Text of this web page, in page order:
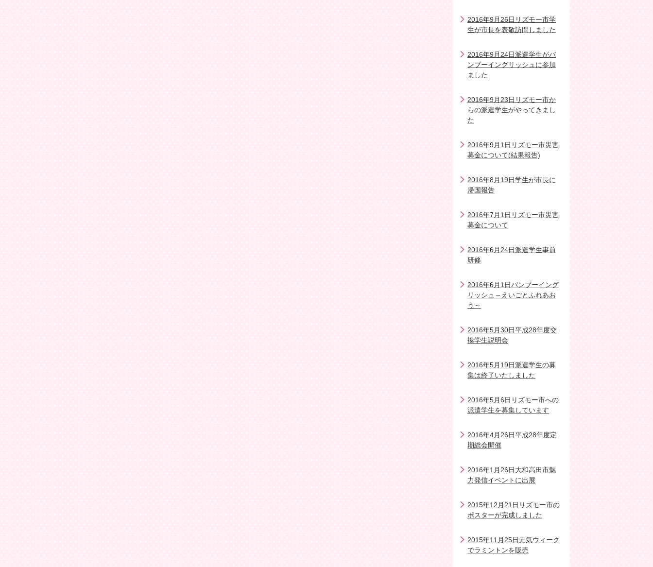
2016年9月26日リズモー市学
生が市長を表敬訪問しました
2016年9月24日派遣学生がバ
ンブーイングリッシュに参加
ました
2016年9月23日リズモー市か
らの派遣学生がやってきまし
た
2016年9月1日リズモー市災害
募金について(結果報告)
2016年8月19日学生が市長に
帰国報告
2016年7月1日リズモー市災害
募金について
2016年6月24日派遣学生事前
研修
2016年6月1日バンブーイング
リッシュ～えいごとふれあお
う～
2016年5月30日平成28年度交
換学生説明会
2016年5月19日派遣学生の募
集は終了いたしました
2016年5月6日リズモー市への
派遣学生を募集しています
2016年4月26日平成28年度定
期総会開催
2016年1月26日大和高田市魅
力発信イベントに出展
2015年12月21日リズモー市の
ポスターが完成しました
2015年11月25日元気ウィーク
でラミントンを販売